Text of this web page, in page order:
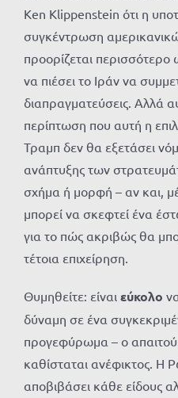
Ken Klippenstein ότι η
συγκέντρωση
προορίζεται περισσότερο
να πιέσει το Ιράν να
διαπραγματεύσεις. Αλλά
περίπτωση που αυτή η
Τραμπ δεν θα εξετάσει
ανάπτυξης των
σχήμα ή μορφή – αν και,
μπορεί να σκεφτεί ένα
για το πώς ακριβώς θα
τέτοια επιχείρηση.
Θυμηθείτε: είναι εύκολο
δύναμη σε ένα
προγεφύρωμα – ο
καθίσταται ανέφικτος. Η
αποβιβάσει κάθε είδους